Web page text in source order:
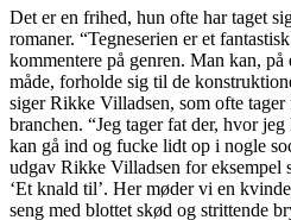
Det er en frihed, hun ofte har taget
romaner. “Tegneserien er et
kommentere på genren. Man kan,
måde, forholde sig til de
siger Rikke Villadsen, som ofte
branchen. “Jeg tager fat der, hvor
kan gå ind og fucke lidt op i nogle
udgav Rikke Villadsen for eksempel
‘Et knald til’. Her møder vi en
seng med blottet skød og strittende